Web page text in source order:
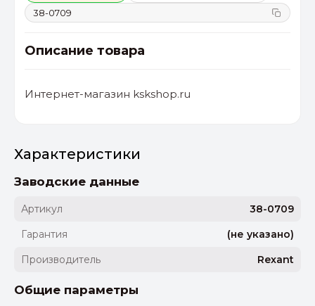
38-0709
Описание товара
Интернет-магазин kskshop.ru
Характеристики
Заводские данные
Артикул
38-0709
Гарантия
(не указано)
Производитель
Rexant
Общие параметры